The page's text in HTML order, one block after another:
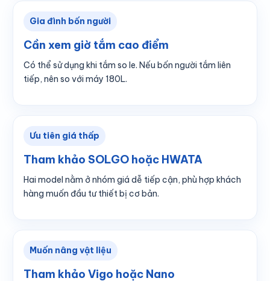
Gia đình bốn người
Cần xem giờ tắm cao điểm
Có thể sử dụng khi tắm so le. Nếu bốn người tắm liên
tiếp, nên so với máy 180L.
Ưu tiên giá thấp
Tham khảo SOLGO hoặc HWATA
Hai model nằm ở nhóm giá dễ tiếp cận, phù hợp khách
hàng muốn đầu tư thiết bị cơ bản.
Muốn nâng vật liệu
Tham khảo Vigo hoặc Nano